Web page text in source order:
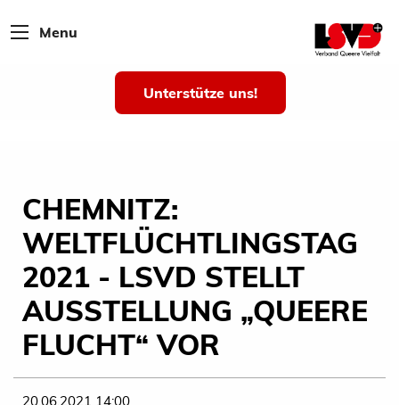
Menu
Unterstütze uns!
CHEMNITZ:
WELTFLÜCHTLINGSTAG
2021 - LSVD STELLT
AUSSTELLUNG „QUEERE
FLUCHT“ VOR
20.06.2021 14:00